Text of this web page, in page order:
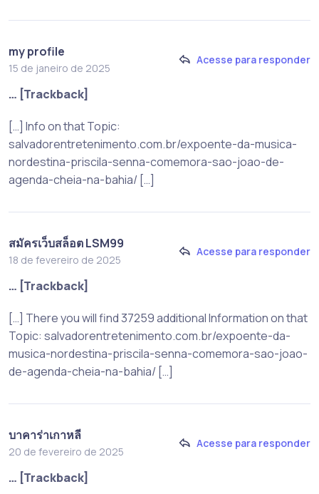
my profile
15 de janeiro de 2025
Acesse para responder
… [Trackback]
[…] Info on that Topic:
salvadorentretenimento.com.br/expoente-da-musica-
nordestina-priscila-senna-comemora-sao-joao-de-
agenda-cheia-na-bahia/ […]
สมัครเว็บสล็อต LSM99
18 de fevereiro de 2025
Acesse para responder
… [Trackback]
[…] There you will find 37259 additional Information on that
Topic: salvadorentretenimento.com.br/expoente-da-
musica-nordestina-priscila-senna-comemora-sao-joao-
de-agenda-cheia-na-bahia/ […]
บาคาร่าเกาหลี
20 de fevereiro de 2025
Acesse para responder
… [Trackback]